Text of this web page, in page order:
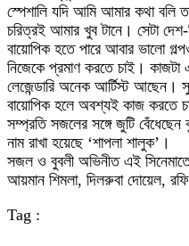
স্পেশালি যদি আমি আমার কথা বলি
চরিত্রই আমার খুব টানে। সেটা দেশ-
বায়োপিক হতে পারে আবার ভালো
নিজেকে প্রমাণ করতে চাই।
লেজেন্ডারি অনেক আর্টিস্ট আছেন।
বায়োপিক হলে অবশ্যই কাজ করতে
সম্প্রতি সজলের সঙ্গে জুটি বেঁধেছেন
নাম রাখা হয়েছে ‘শাপলা শালুক’।
সজল ও বুবলী অভিনীত এই
আয়মান শিমলা, দিলরুবা দোয়েল,
Tag :